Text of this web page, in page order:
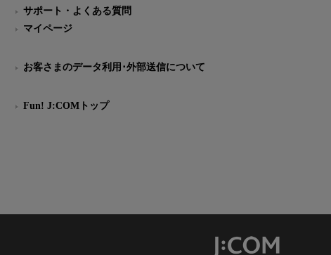
サポート・よくある質問
マイページ
お客さまのデータ利用･外部送信について
Fun! J:COMトップ